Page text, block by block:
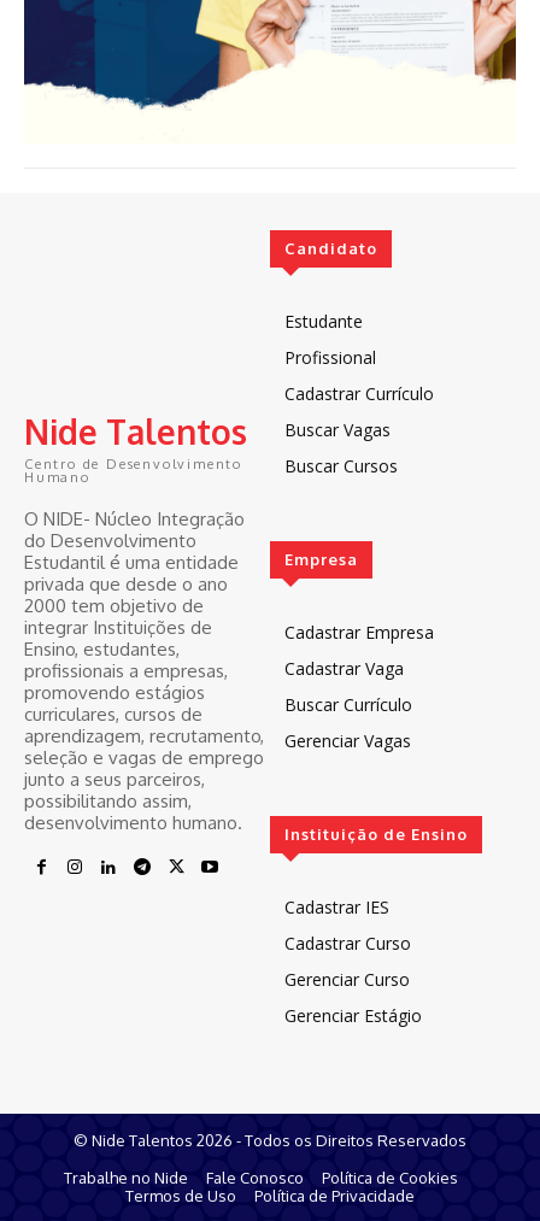
Nide Talentos
Centro de Desenvolvimento
Humano
O NIDE- Núcleo Integração
do Desenvolvimento
Estudantil é uma entidade
privada que desde o ano
2000 tem objetivo de
integrar Instituições de
Ensino, estudantes,
profissionais a empresas,
promovendo estágios
curriculares, cursos de
aprendizagem, recrutamento,
seleção e vagas de emprego
junto a seus parceiros,
possibilitando assim,
desenvolvimento humano.
Candidato
Estudante
Profissional
Cadastrar Currículo
Buscar Vagas
Buscar Cursos
Empresa
Cadastrar Empresa
Cadastrar Vaga
Buscar Currículo
Gerenciar Vagas
Instituição de Ensino
Cadastrar IES
Cadastrar Curso
Gerenciar Curso
Gerenciar Estágio
© Nide Talentos 2026 - Todos os Direitos Reservados
Trabalhe no Nide
Fale Conosco
Política de Cookies
Termos de Uso
Política de Privacidade